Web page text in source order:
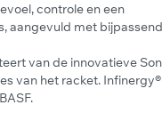
controle en een
aangevuld met
van de innovatieve
van het racket.